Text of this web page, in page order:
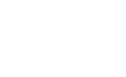
chúng tôi tin rằng bạn sẽ có